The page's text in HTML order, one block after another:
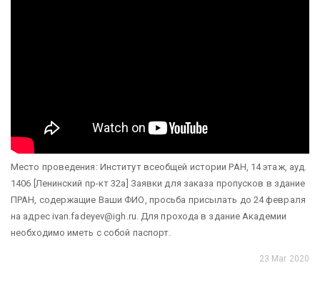
Место проведения: Институт всеобщей истории РАН, 14 этаж, ауд.
1406 [Ленинский пр-кт 32а] Заявки для заказа пропусков в здание
ПРАН, содержащие Ваши ФИО, просьба присылать до 24 февраля
на адрес ivan.fadeyev@igh.ru. Для прохода в здание Академии
необходимо иметь с собой паспорт.
23 Mar 2020